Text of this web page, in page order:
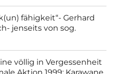
fähigkeit“- Gerhard
jenseits von sog.
völlig in Vergessenheit